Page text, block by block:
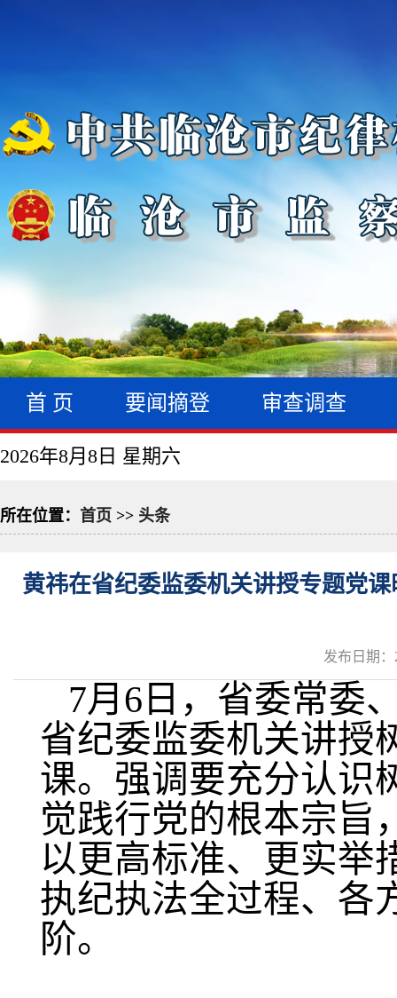
首 页 要闻摘登 审查调查
2026年8月8日 星期六
所在位置： 首页 >> 头条
黄祎在省纪委监委机关讲授专题党
发布日期
7月6日，省委常委
省纪委监委机关讲授
课。强调要充分认识
觉践行党的根本宗旨
以更高标准、更实举
执纪执法全过程、各
阶。